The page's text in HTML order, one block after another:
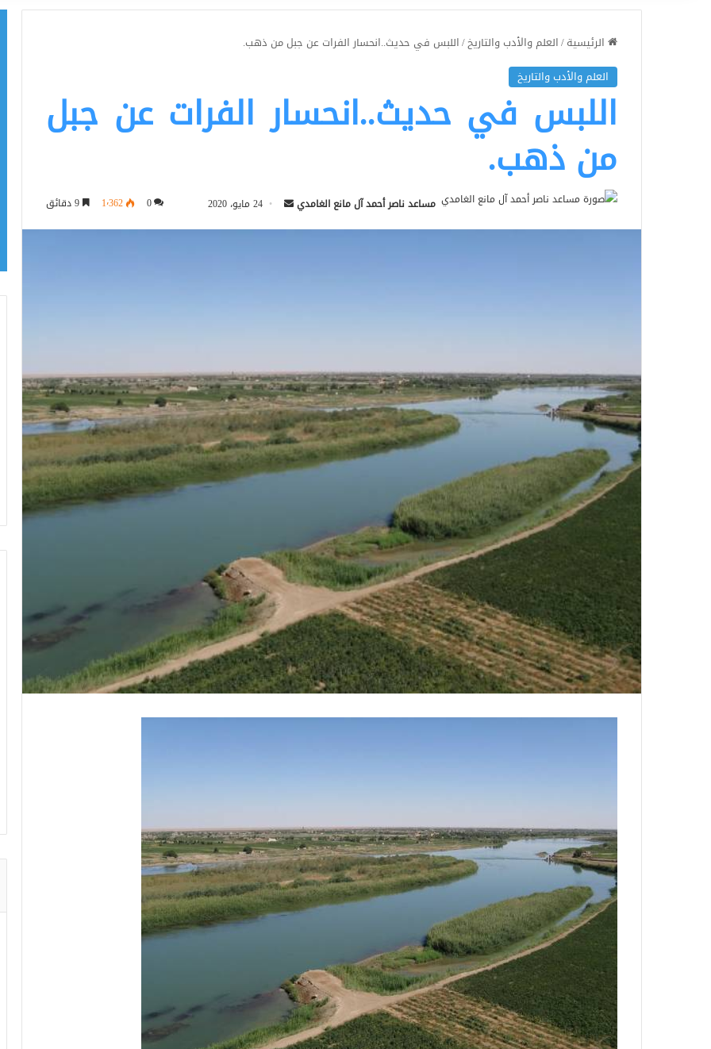
الرئيسية/العلم والأدب والتاريخ/اللبس في حديث..انحسار الفرات عن جبل من ذهب.
العلم والأدب والتاريخ
اللبس في حديث..انحسار الفرات عن جبل
من ذهب.
مساعد ناصر أحمد آل مانع الغامدي
أرسل 24 مايو، 2020 0 1٬362